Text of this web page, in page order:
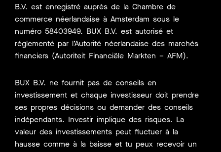
B.V. est enregistré auprès de la Chambre de
commerce néerlandaise à Amsterdam sous le
numéro 58403949. BUX B.V. est autorisé et
réglementé par l’Autorité néerlandaise des marchés
financiers (Autoriteit Financiële Markten – AFM).
BUX B.V. ne fournit pas de conseils en
investissement et chaque investisseur doit prendre
ses propres décisions ou demander des conseils
indépendants. Investir implique des risques. La
valeur des investissements peut fluctuer à la
hausse comme à la baisse et tu peux recevoir un